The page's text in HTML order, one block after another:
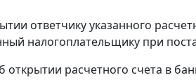
ответчику указанного
налогоплательщику при
расчетного счета в